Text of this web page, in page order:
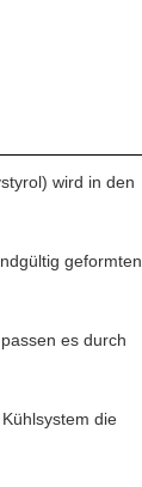
wird in den
geformten
es durch
die